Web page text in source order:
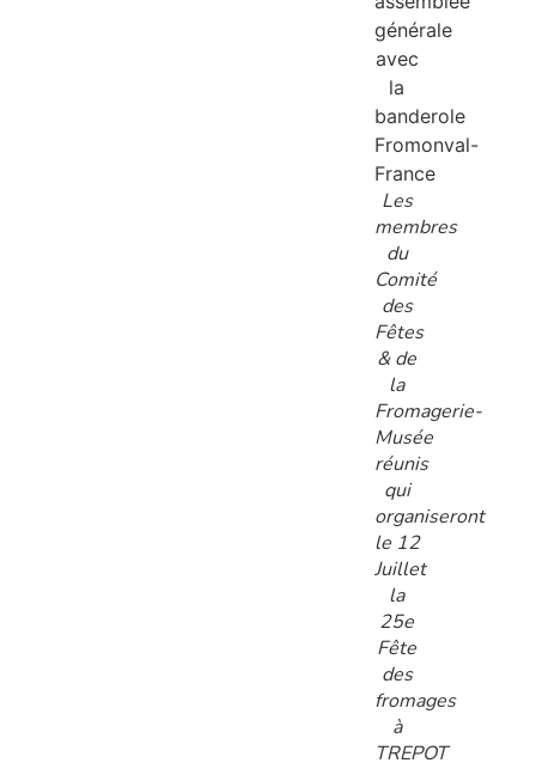
Les
membres
du
Comité
des
Fêtes
& de
la
Fromagerie-
Musée
réunis
qui
organiseront
le 12
Juillet
la
25e
Fête
des
fromages
à
TREPOT